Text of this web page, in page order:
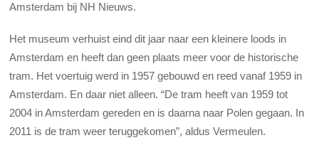
Amsterdam bij NH Nieuws.
Het museum verhuist eind dit jaar naar een kleinere loods in
Amsterdam en heeft dan geen plaats meer voor de historische
tram. Het voertuig werd in 1957 gebouwd en reed vanaf 1959 in
Amsterdam. En daar niet alleen. “De tram heeft van 1959 tot
2004 in Amsterdam gereden en is daarna naar Polen gegaan. In
2011 is de tram weer teruggekomen”, aldus Vermeulen.